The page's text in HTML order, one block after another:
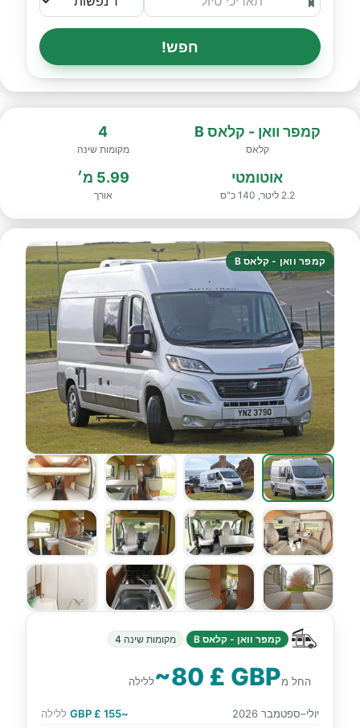
חפש!
קמפר וואן - קלאס B
קלאס
4
מקומות שינה
אוטומטי
2.2 ליטר, 140 כ"ס
5.99 מ׳
אורך
קמפר וואן - קלאס B
קמפר וואן - קלאס B מקומות שינה 4
החל מ~80 £ GBPללילה
יולי–ספטמבר 2026 ~155 £ GBP
ללילה